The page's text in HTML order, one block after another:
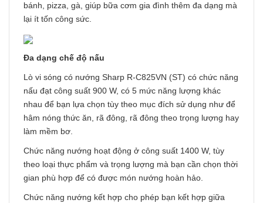
bánh, pizza, gà, giúp bữa cơm gia đình thêm đa dạng mà
lại ít tốn công sức.
Đa dạng chế độ nấu
Lò vi sóng có nướng Sharp R-C825VN (ST) có chức năng
nấu đạt công suất 900 W, có 5 mức năng lượng khác
nhau để bạn lựa chọn tùy theo mục đích sử dụng như để
hâm nóng thức ăn, rã đông, rã đông theo trọng lượng hay
làm mềm bơ.
Chức năng nướng hoạt động ở công suất 1400 W, tùy
theo loại thực phẩm và trọng lượng mà bạn cần chọn thời
gian phù hợp để có được món nướng hoàn hảo.
Chức năng nướng kết hợp cho phép bạn kết hợp giữa